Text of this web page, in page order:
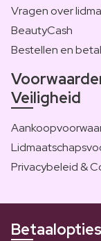
Vragen over
BeautyCash
Bestellen en
Veiligheid
Privacybeleid &
Betaalopties